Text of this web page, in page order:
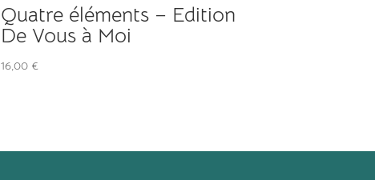
Quatre éléments – Edition
De Vous à Moi
16,00 €